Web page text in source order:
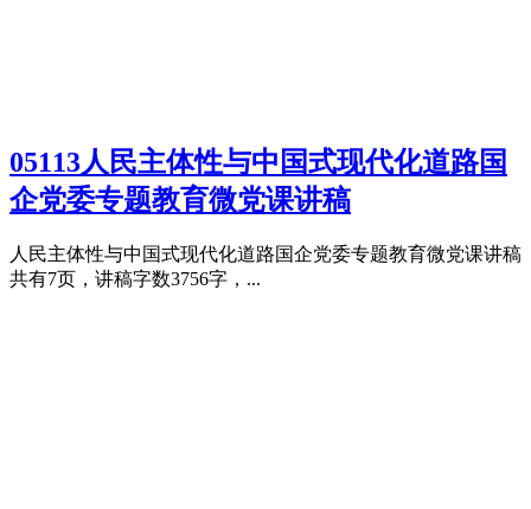
05113人民主体性与中国式现代化道路国
企党委专题教育微党课讲稿
人民主体性与中国式现代化道路国企党委专题教育微党课讲稿
共有7页，讲稿字数3756字，...